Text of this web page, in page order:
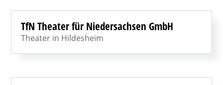
TfN Theater für Niedersachsen GmbH
Theater in Hildesheim